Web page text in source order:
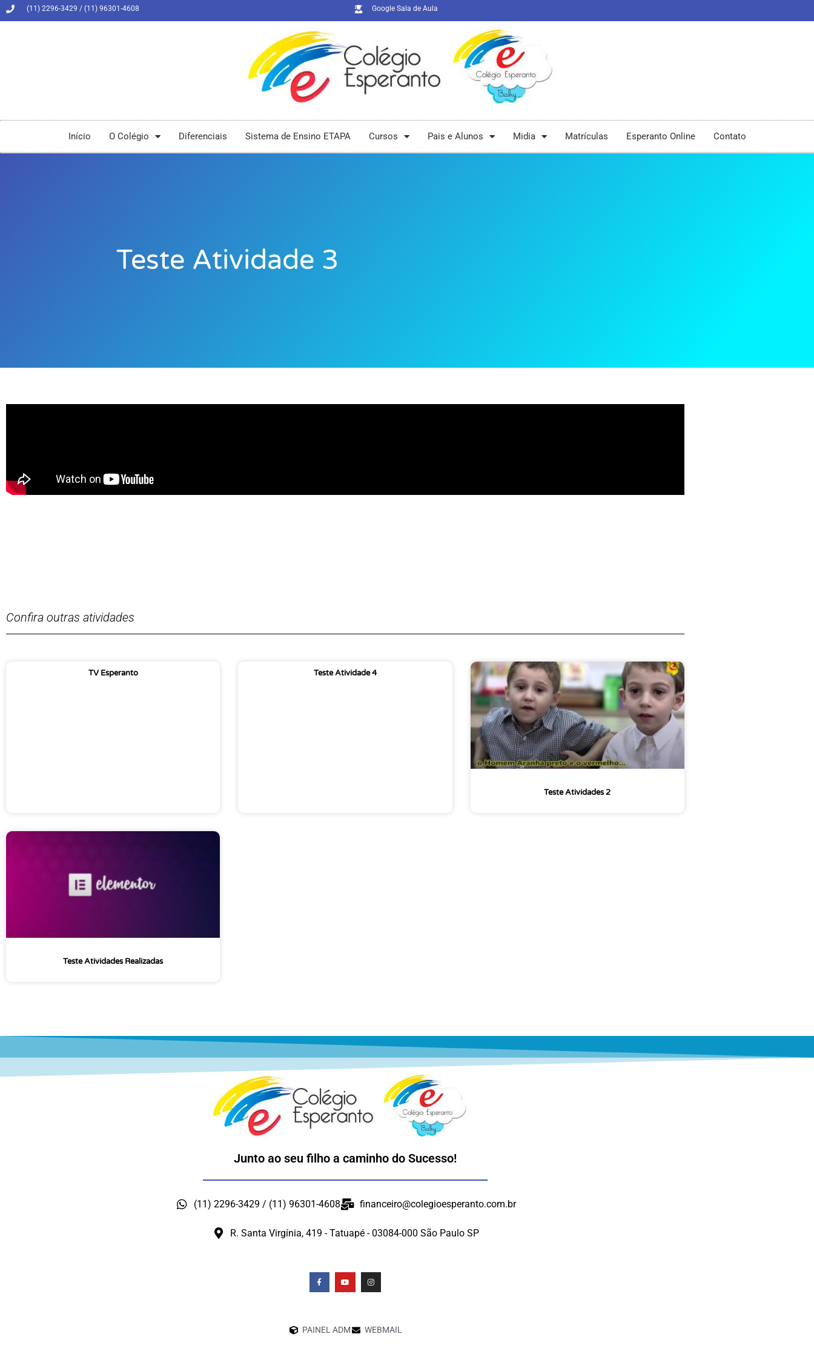
(11) 2296-3429 / (11) 96301-4608 Google Sala de Aula
Início O Colégio Diferenciais Sistema de Ensino ETAPA Cursos Pais e Alunos Midia Matrículas Esperanto Online Contato
Teste Atividade 3
Confira outras atividades
TV Esperanto Teste Atividade 4
Teste Atividades 2
Teste Atividades Realizadas
Junto ao seu filho a caminho do Sucesso!
(11) 2296-3429 / (11) 96301-4608 financeiro@colegioesperanto.com.br
R. Santa Virgínia, 419 - Tatuapé - 03084-000 São Paulo SP
PAINEL ADM WEBMAIL